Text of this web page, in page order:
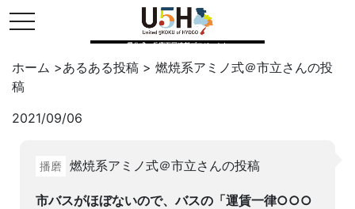
toggle navigation
県公式・兵庫五国連邦プロジェクト
ホーム >あるある投稿 > 燃焼系アミノ式＠市立さんの投
稿
2021/09/06
播磨 燃焼系アミノ式＠市立さんの投稿
市バスがほぼないので、バスの「運賃一律○○○
Twitter
はてブ